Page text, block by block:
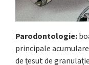
Parodontologie:
principale
de țesut de